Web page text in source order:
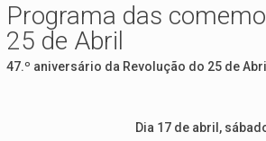
Programa das
25 de Abril
47.º aniversário da Revolução do 25 de
Dia 17 de abril,